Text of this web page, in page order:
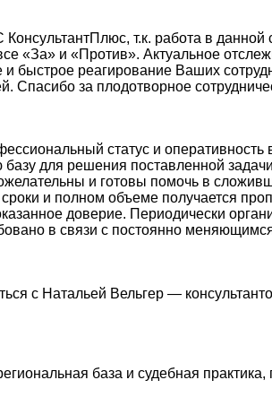
т.к. работа в
«За» и «Против». Актуальное
быстрое реагирование Ваших
Спасибо за плодотворное
статус и
для решения поставленной
и готовы помочь в
и полном объеме получается
доверие. Периодически
в связи с постоянно
с Натальей Вельгер —
база и судебная практика,